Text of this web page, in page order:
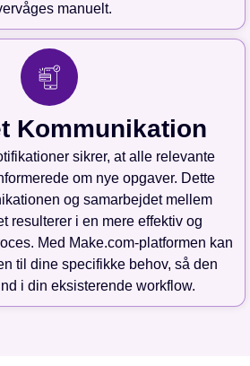
manuelt.
Kommunikation
sikrer, at alle relevante
om nye opgaver. Dette
og samarbejdet mellem
resulterer i en mere effektiv og
Med Make.com-platformen kan
til dine specifikke behov, så den
i din eksisterende workflow.